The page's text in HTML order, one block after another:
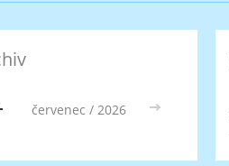
červenec / 2026 >>